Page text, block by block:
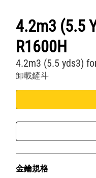
4.2m3 (5.5
R1600H
卸載鏟斗
4.2m3 (5.5 yds3)
金鑰規格